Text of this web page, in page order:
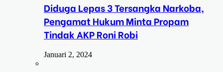
Diduga Lepas 3 Tersangka Narkoba,
Pengamat Hukum Minta Propam
Tindak AKP Roni Robi
Januari 2, 2024